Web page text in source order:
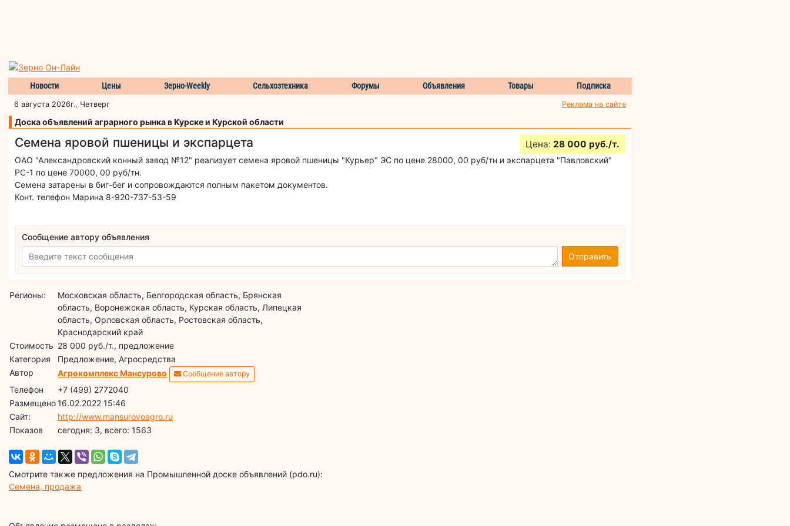
Новости Цены Зерно-Weekly Сельхозтехника Форумы Объявления Товары Подписка
6 августа 2026г., Четверг Реклама на сайте
Доска объявлений аграрного рынка в Курске и Курской области
Семена яровой пшеницы и экспарцета Цена: 28 000 руб./т.
ОАО "Александровский конный завод №12" реализует семена яровой пшеницы "Курьер" ЭС по цене 28000, 00 руб/тн и экспарцета "Павловский"
РС-1 по цене 70000, 00 руб/тн.
Семена затарены в биг-бег и сопровождаются полным пакетом документов.
Конт. телефон Марина 8-920-737-53-59
Сообщение автору объявления
Отправить
Регионы:
Московская область, Белгородская область, Брянская
область, Воронежская область, Курская область, Липецкая
область, Орловская область, Ростовская область,
Краснодарский край
Стоимость 28 000 руб./т., предложение
Категория
Предложение, Агросредства
Автор
Агрокомплекс Мансурово Сообщение автору
Телефон
+7 (499) 2772040
Размещено16.02.2022 15:46
Сайт:
http://www.mansurovoagro.ru
Показов
cегодня: 3, всего: 1563
Смотрите также предложения на Промышленной доске объявлений (pdo.ru):
Семена, продажа